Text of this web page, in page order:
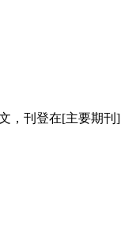
，刊登在[主要期刊]